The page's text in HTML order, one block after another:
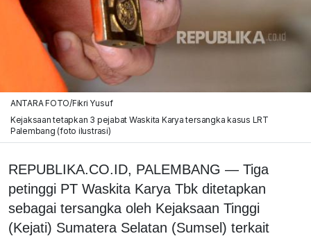
ANTARA FOTO/Fikri Yusuf
Kejaksaan tetapkan 3 pejabat Waskita Karya tersangka kasus LRT
Palembang (foto ilustrasi)
REPUBLIKA.CO.ID, PALEMBANG — Tiga
petinggi PT Waskita Karya Tbk ditetapkan
sebagai tersangka oleh Kejaksaan Tinggi
(Kejati) Sumatera Selatan (Sumsel) terkait